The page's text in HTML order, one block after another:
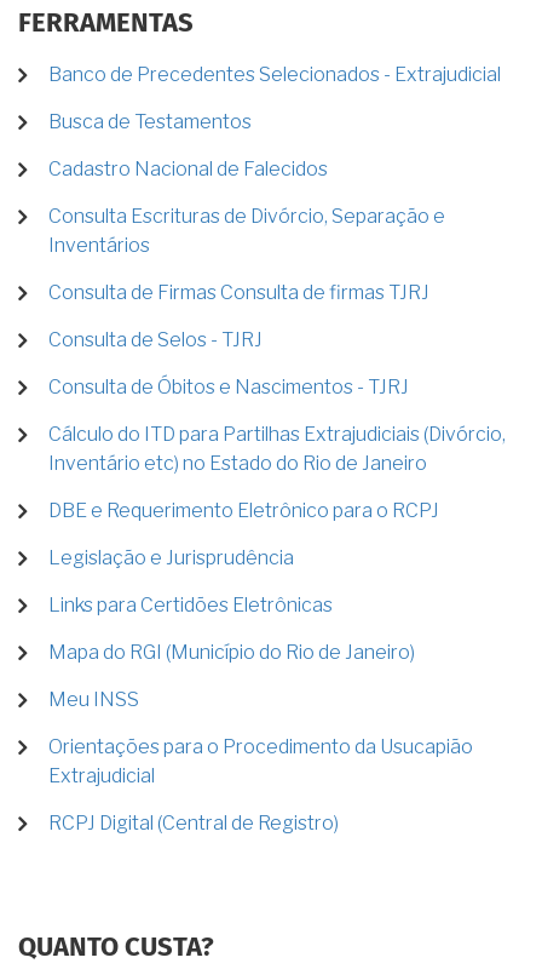
FERRAMENTAS
Banco de Precedentes Selecionados - Extrajudicial
Busca de Testamentos
Cadastro Nacional de Falecidos
Consulta Escrituras de Divórcio, Separação e
Inventários
Consulta de Firmas Consulta de firmas TJRJ
Consulta de Selos - TJRJ
Consulta de Óbitos e Nascimentos - TJRJ
Cálculo do ITD para Partilhas Extrajudiciais (Divórcio,
Inventário etc) no Estado do Rio de Janeiro
DBE e Requerimento Eletrônico para o RCPJ
Legislação e Jurisprudência
Links para Certidões Eletrônicas
Mapa do RGI (Município do Rio de Janeiro)
Meu INSS
Orientações para o Procedimento da Usucapião
Extrajudicial
RCPJ Digital (Central de Registro)
QUANTO CUSTA?